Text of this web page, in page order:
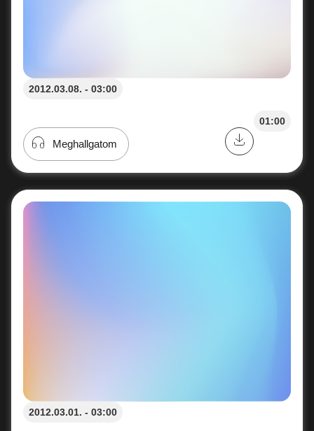
2012.03.08. - 03:00
01:00
Meghallgatom
2012.03.01. - 03:00